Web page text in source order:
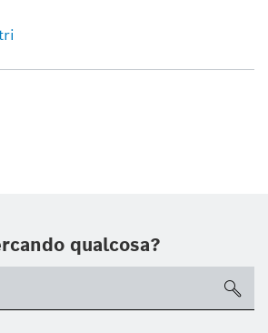
qualcosa?